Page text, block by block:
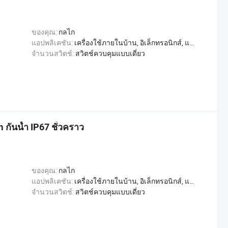
ของคุณ: กลไก
แอปพลิเคชัน: เครื่องใช้ภายในบ้าน, อิเล็กทรอนิกส์, แสงสว่าง, อุตสาหกรรม, อพาร์ทเมนท์ / วิลล่า, โรงแรม, การค้า, หน้าแรก
จำนวนสวิตช์: สวิตช์ควบคุมแบบเดี่ยว
กันน้ำ IP67 ชั่วคราว
ของคุณ: กลไก
แอปพลิเคชัน: เครื่องใช้ภายในบ้าน, อิเล็กทรอนิกส์, แสงสว่าง, อุตสาหกรรม, อพาร์ทเมนท์ / วิลล่า, โรงแรม, การค้า, หน้าแรก
จำนวนสวิตช์: สวิตช์ควบคุมแบบเดี่ยว